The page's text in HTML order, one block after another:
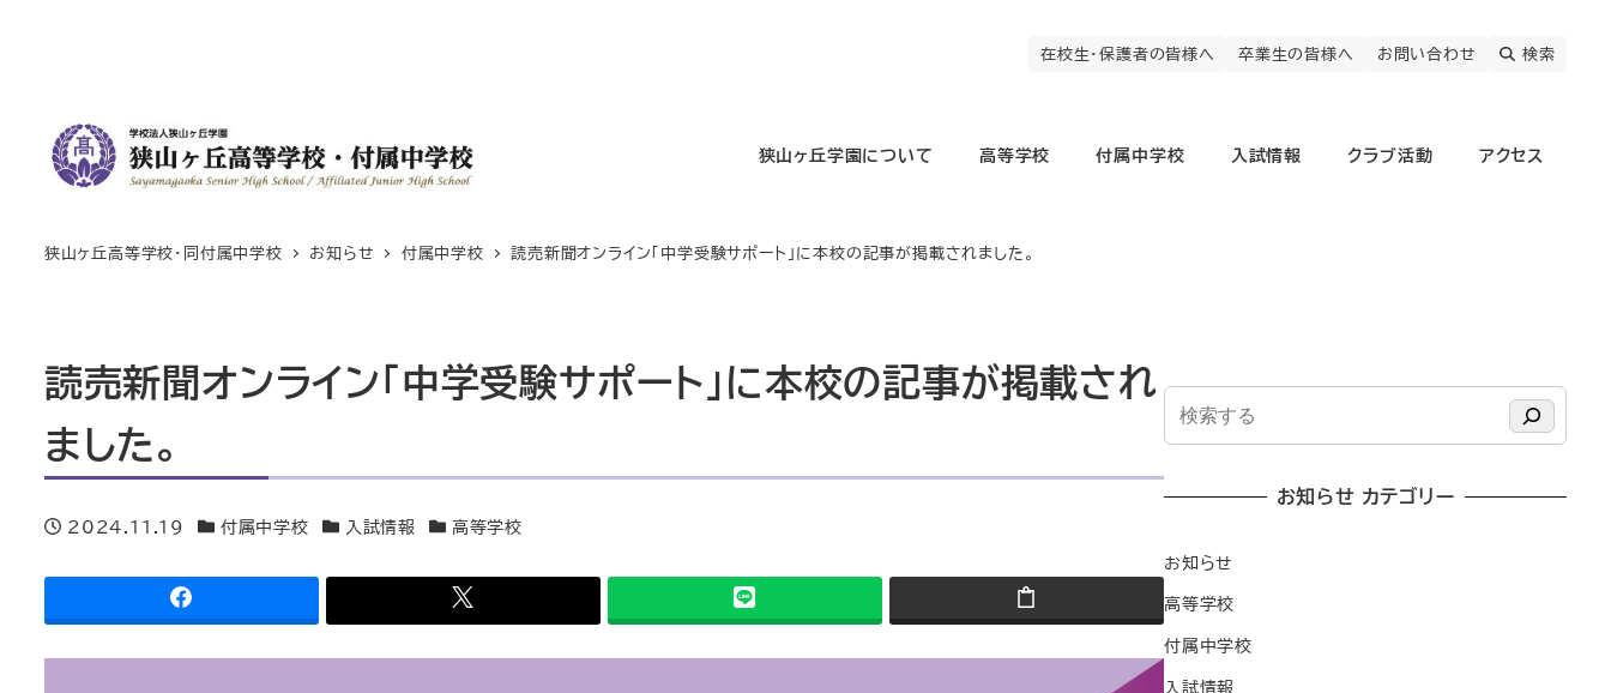
在校生・保護者の皆様へ 卒業生の皆様へ お問い合わせ 検索
狭山ヶ丘学園について 高等学校 付属中学校 入試情報 クラブ活動 アクセス
狭山ヶ丘高等学校・同付属中学校 お知らせ 付属中学校 読売新聞オンライン「中学受験サポート」に本校の記事が掲載されました。
読売新聞オンライン「中学受験サポート」に本校の記事が掲載され
ました。
投稿日
2024.11.19
カテゴリー
付属中学校
カテゴリー
入試情報
カテゴリー
高等学校
お知らせ カテゴリー
お知らせ
高等学校
付属中学校
入試情報